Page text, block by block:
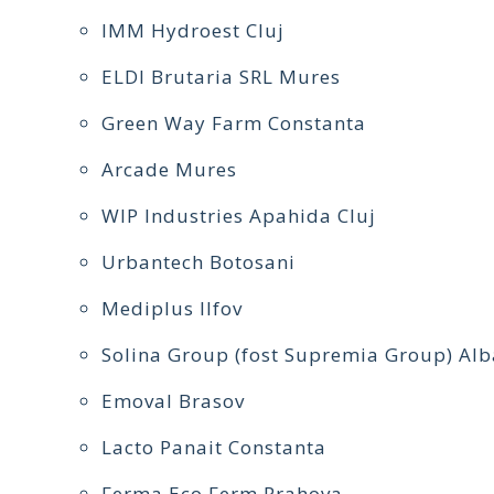
IMM Hydroest Cluj
ELDI Brutaria SRL Mures
Green Way Farm Constanta
Arcade Mures
WIP Industries Apahida Cluj
Urbantech Botosani
Mediplus Ilfov
Solina Group (fost Supremia Group)
Emoval Brasov
Lacto Panait Constanta